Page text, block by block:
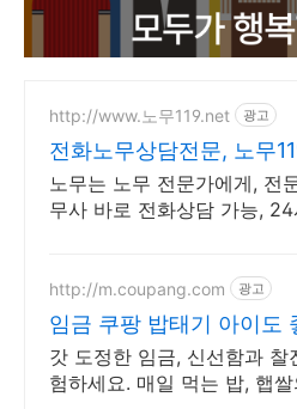
http://www.노무119.net 광고
전화노무상담전문, 노무
노무는 노무 전문가에게, 전
무사 바로 전화상담 가능, 24
http://m.coupang.com 광고
임금 쿠팡 밥태기 아이도
갓 도정한 임금, 신선함과 찰
험하세요. 매일 먹는 밥, 햅